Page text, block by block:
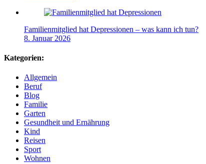
Familienmitglied hat Depressionen – was kann ich tun?
8. Januar 2026
Kategorien:
Allgemein
Beruf
Blog
Familie
Garten
Gesundheit und Ernährung
Kind
Reisen
Sport
Wohnen